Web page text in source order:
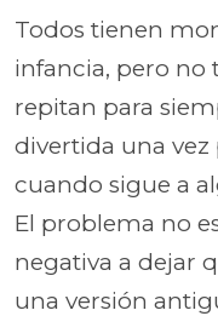
Todos tienen
infancia, pero no
repitan para
divertida una vez
cuando sigue a
El problema no
negativa a dejar
una versión